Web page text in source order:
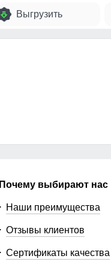
Выгрузить
Почему выбирают нас
Наши преимущества
Отзывы клиентов
Сертификаты качества